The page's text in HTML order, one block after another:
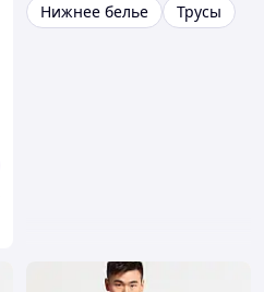
Нижнее белье
Трусы